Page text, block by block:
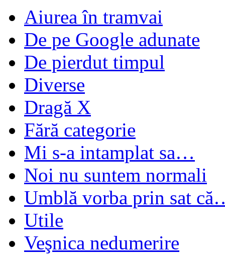
Aiurea în tramvai
De pe Google adunate
De pierdut timpul
Diverse
Dragă X
Fără categorie
Mi s-a intamplat sa…
Noi nu suntem normali
Umblă vorba prin sat
Utile
Veşnica nedumerire